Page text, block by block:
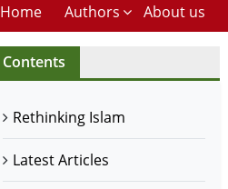
Home Authors About us
Contents
Rethinking Islam
Latest Articles